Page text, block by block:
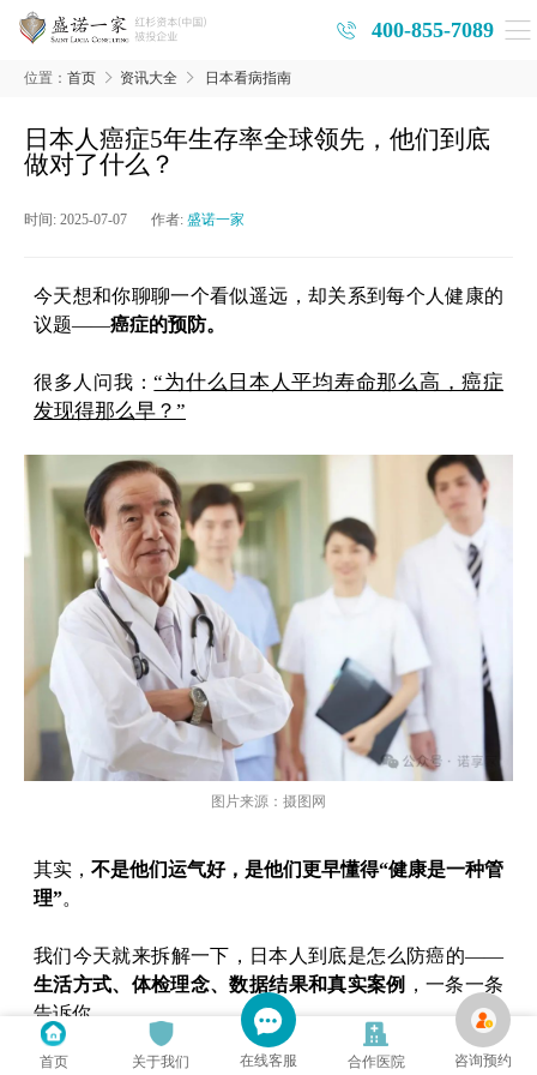
400-855-7089
位置： 首页 资讯大全 日本看病指南
日本人癌症5年生存率全球领先，他们到底
做对了什么？
时间: 2025-07-07 作者: 盛诺一家
今天想和你聊聊一个看似遥远，却关系到每个人健康的
议题——癌症的预防。
很多人问我：“为什么日本人平均寿命那么高，癌症
发现得那么早？”
图片来源：摄图网
其实， 不是他们运气好，是他们更早懂得“健康是一种管
理”。
我们今天就来拆解一下，日本人到底是怎么防癌的——
生活方式、体检理念、数据结果和真实案例
，一条一条
告诉你。
首页 关于我们 在线客服 合作医院 咨询预约